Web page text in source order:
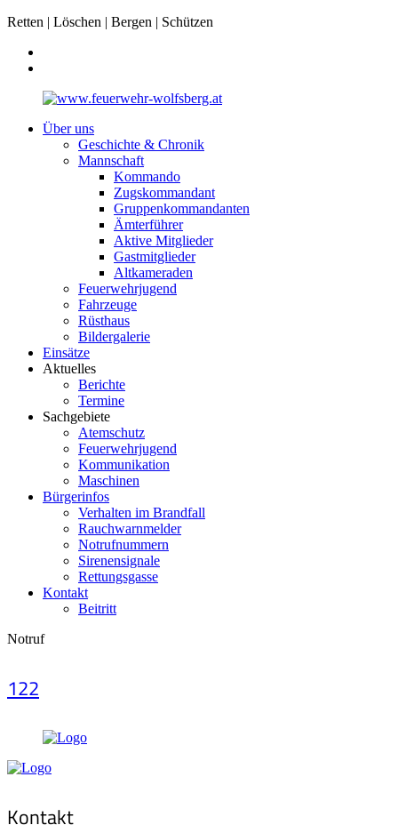
Retten | Löschen | Bergen | Schützen
Über uns
Geschichte & Chronik
Mannschaft
Kommando
Zugskommandant
Gruppenkommandanten
Ämterführer
Aktive Mitglieder
Gastmitglieder
Altkameraden
Feuerwehrjugend
Fahrzeuge
Rüsthaus
Bildergalerie
Einsätze
Aktuelles
Berichte
Termine
Sachgebiete
Atemschutz
Feuerwehrjugend
Kommunikation
Maschinen
Bürgerinfos
Verhalten im Brandfall
Rauchwarnmelder
Notrufnummern
Sirenensignale
Rettungsgasse
Kontakt
Beitritt
Notruf
122
Kontakt